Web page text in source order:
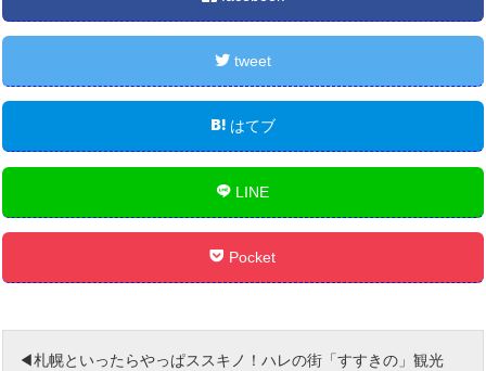
tweet
はてブ
LINE
Pocket
札幌といったらやっぱススキノ！ハレの街「すすきの」観光